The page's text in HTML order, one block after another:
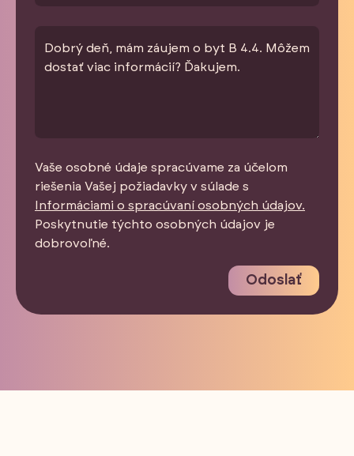
Vaše osobné údaje spracúvame za účelom
riešenia Vašej požiadavky v súlade s
Informáciami o spracúvaní osobných údajov.
Poskytnutie týchto osobných údajov je
dobrovoľné.
Odoslať